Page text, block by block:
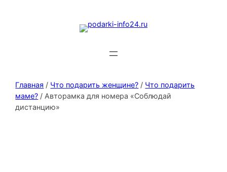
Главная / Что подарить женщине? / Что подарить
маме? / Авторамка для номера «Соблюдай
дистанцию»